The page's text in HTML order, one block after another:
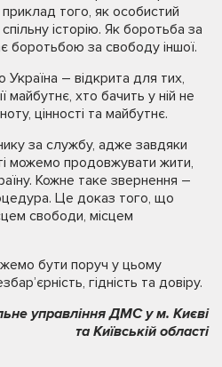
того, як особистий
історію. Як боротьба за
боротьбою за свободу іншої.
– відкрита для тих,
майбутнє, хто бачить у ній не
цінності та майбутнє.
за службу, адже завдяки
можемо продовжувати жити,
Кожне таке звернення –
Це доказ того, що
свободи, місцем
бути поруч у цьому
гідність та довіру.
управління ДМС у м. Києві
та Київській області